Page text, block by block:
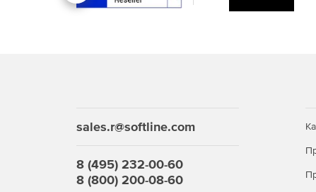
sales.r@softline.com
8 (495) 232-00-60
8 (800) 200-08-60